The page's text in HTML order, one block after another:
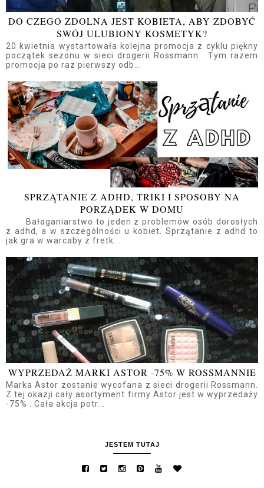
DO CZEGO ZDOLNA JEST KOBIETA, ABY ZDOBYĆ
SWÓJ ULUBIONY KOSMETYK?
20 kwietnia wystartowała kolejna promocja z cyklu piękny
początek sezonu w sieci drogerii Rossmann . Tym razem
promocja po raz pierwszy odb...
SPRZĄTANIE Z ADHD, TRIKI I SPOSOBY NA
PORZĄDEK W DOMU
Bałaganiarstwo to jeden z problemów osób dorosłych
z adhd, a w szczególności u kobiet. Sprzątanie z adhd to
jak gra w warcaby z fretk...
WYPRZEDAŻ MARKI ASTOR -75% W ROSSMANNIE
Marka Astor zostanie wycofana z sieci drogerii Rossmann.
Z tej okazji cały asortyment firmy Astor jest w wyprzedaży
-75% . Cała akcja potr...
JESTEM TUTAJ